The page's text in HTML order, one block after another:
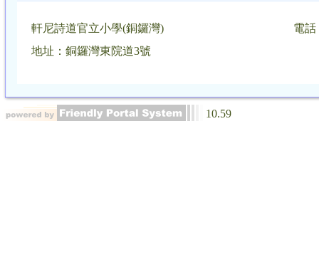
軒尼詩道官立小學(銅鑼灣)
電話
地址：銅鑼灣東院道3號
10.59